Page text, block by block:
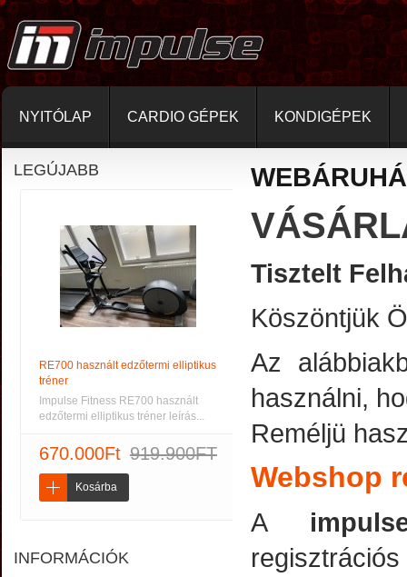
NYITÓLAP CARDIO GÉPEK KONDIGÉPEK
LEGÚJABB
RE700 használt edzőtermi elliptikus
tréner
Impulse Fitness RE700 használt
edzőtermi elliptikus tréner leírás...
670.000Ft 919.900FT
Kosárba
INFORMÁCIÓK
Tisztelt
Köszöntjük
Az
használni,
Reméljü
Webshop
A